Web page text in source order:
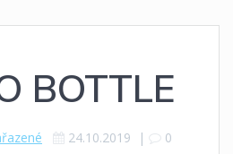
BOTTLE
24.10.2019 | 0